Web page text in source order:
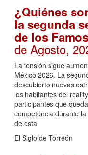
¿Quiénes
la segunda
de los
de Agosto,
La tensión sigue
México 2026. La
descubierto nuevas
los habitantes del
participantes que
competencia durante
de esta
El Siglo de Torreón